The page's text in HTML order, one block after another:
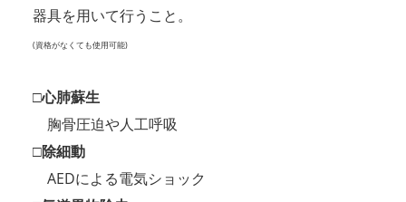
器具を用いて行うこと。
(資格がなくても使用可能)
□心肺蘇生
胸骨圧迫や人工呼吸
□除細動
AEDによる電気ショック